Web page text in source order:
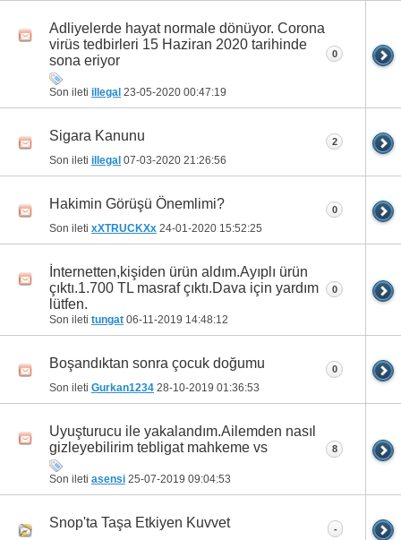
Adliyelerde hayat normale dönüyor. Corona
virüs tedbirleri 15 Haziran 2020 tarihinde
sona eriyor
Son ileti illegal 23-05-2020 00:47:19
0
Sigara Kanunu
Son ileti illegal 07-03-2020 21:26:56
2
Hakimin Görüşü Önemlimi?
Son ileti xXTRUCKXx 24-01-2020 15:52:25
0
İnternetten,kişiden ürün aldım.Ayıplı ürün
çıktı.1.700 TL masraf çıktı.Dava için yardım
lütfen.
Son ileti tungat 06-11-2019 14:48:12
0
Boşandıktan sonra çocuk doğumu
Son ileti Gurkan1234 28-10-2019 01:36:53
0
Uyuşturucu ile yakalandım.Ailemden nasıl
gizleyebilirim tebligat mahkeme vs
Son ileti asensi 25-07-2019 09:04:53
8
Snop'ta Taşa Etkiyen Kuvvet -